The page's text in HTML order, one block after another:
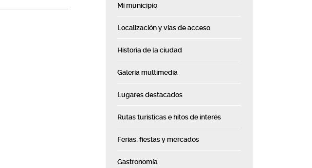
Mi municipio
Localización y vías de acceso
Historia de la ciudad
Galería multimedia
Lugares destacados
Rutas turísticas e hitos de interés
Ferias, fiestas y mercados
Gastronomía